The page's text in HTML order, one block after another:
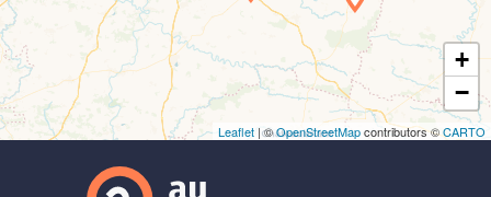
+
−
Leaflet | ©OpenStreetMapcontributors ©CARTO